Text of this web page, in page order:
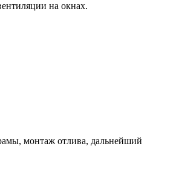
на окнах.
монтаж отлива, дальнейший